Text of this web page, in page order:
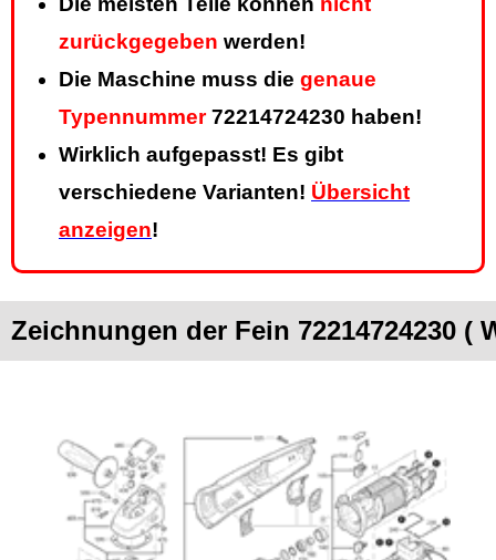
zurückgegeben werden!
Die Maschine muss die genaue
Typennummer72214724230 haben!
Wirklich aufgepasst! Es gibt
verschiedene Varianten! Übersicht
anzeigen!
Zeichnungen der Fein 72214724230 (